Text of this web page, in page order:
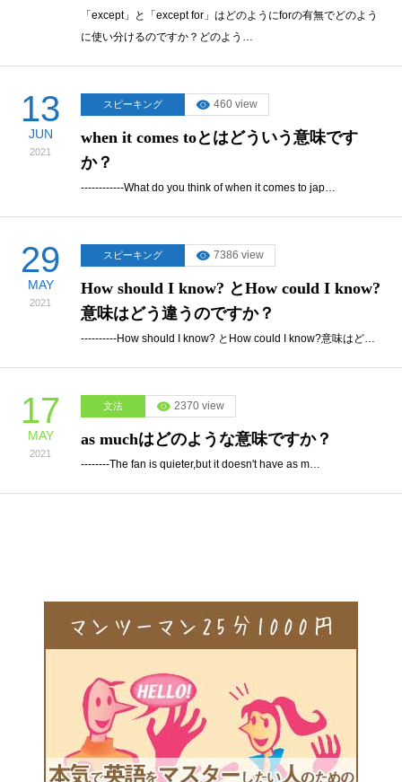
「except」と「except for」はどのようにforの有無でどのよう
に使い分けるのですか？どのよう…
13
JUN
2021
スピーキング 460 view
when it comes toとはどういう意味です
か？
------------What do you think of when it comes to jap…
29
MAY
2021
スピーキング 7386 view
How should I know? とHow could I know?
意味はどう違うのですか？
----------How should I know? とHow could I know?意味はど…
17
MAY
2021
文法 2370 view
as muchはどのような意味ですか？
--------The fan is quieter,but it doesn't have as m…